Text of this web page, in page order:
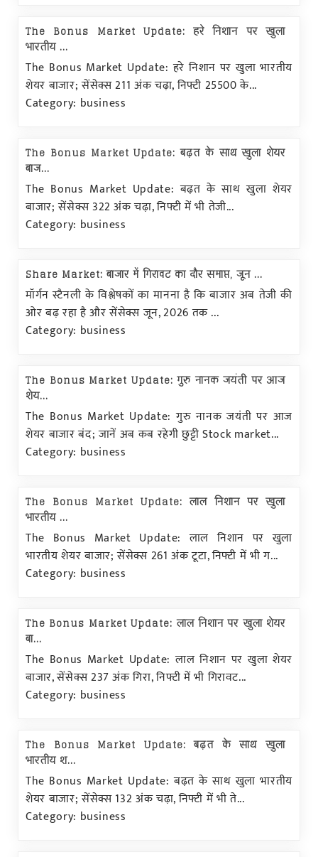
The Bonus Market Update: हरे निशान पर खुला
भारतीय ...
The Bonus Market Update: हरे निशान पर खुला भारतीय
शेयर बाजार; सेंसेक्स 211 अंक चढ़ा, निफ्टी 25500 के...
Category: business
The Bonus Market Update: बढ़त के साथ खुला शेयर
बाज...
The Bonus Market Update: बढ़त के साथ खुला शेयर
बाजार; सेंसेक्स 322 अंक चढ़ा, निफ्टी में भी तेजी...
Category: business
Share Market: बाजार में गिरावट का दौर समाप्त, जून ...
मॉर्गन स्टैनली के विश्लेषकों का मानना है कि बाजार अब तेजी की
ओर बढ़ रहा है और सेंसेक्स जून, 2026 तक ...
Category: business
The Bonus Market Update: गुरु नानक जयंती पर आज
शेय...
The Bonus Market Update: गुरु नानक जयंती पर आज
शेयर बाजार बंद; जानें अब कब रहेगी छुट्टी Stock market...
Category: business
The Bonus Market Update: लाल निशान पर खुला
भारतीय ...
The Bonus Market Update: लाल निशान पर खुला
भारतीय शेयर बाजार; सेंसेक्स 261 अंक टूटा, निफ्टी में भी ग...
Category: business
The Bonus Market Update: लाल निशान पर खुला शेयर
बा...
The Bonus Market Update: लाल निशान पर खुला शेयर
बाजार, सेंसेक्स 237 अंक गिरा, निफ्टी में भी गिरावट...
Category: business
The Bonus Market Update: बढ़त के साथ खुला
भारतीय श...
The Bonus Market Update: बढ़त के साथ खुला भारतीय
शेयर बाजार; सेंसेक्स 132 अंक चढ़ा, निफ्टी में भी ते...
Category: business